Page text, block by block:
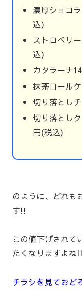
濃厚ショコ
込)
ストロベリ
込)
カタラーナ
抹茶ロール
切り落とし
切り落とし
円(税込)
のように、どれも
す!!
この値下げされて
たくなりますよね!!
チラシを見ておど